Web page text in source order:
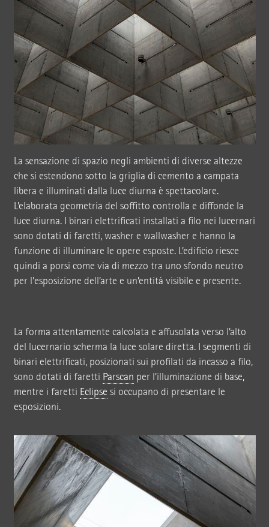
La sensazione di spazio negli ambienti di diverse altezze
che si estendono sotto la griglia di cemento a campata
libera e illuminati dalla luce diurna è spettacolare.
L’elaborata geometria del soffitto controlla e diffonde la
luce diurna. I binari elettrificati installati a filo nei lucernari
sono dotati di faretti, washer e wallwasher e hanno la
funzione di illuminare le opere esposte. L’edificio riesce
quindi a porsi come via di mezzo tra uno sfondo neutro
per l'esposizione dell’arte e un’entità visibile e presente.
La forma attentamente calcolata e affusolata verso l’alto
del lucernario scherma la luce solare diretta. I segmenti di
binari elettrificati, posizionati sui profilati da incasso a filo,
sono dotati di faretti Parscan per l’illuminazione di base,
mentre i faretti Eclipse si occupano di presentare le
esposizioni.